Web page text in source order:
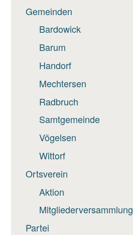
Gemeinden
Bardowick
Barum
Handorf
Mechtersen
Radbruch
Samtgemeinde
Vögelsen
Wittorf
Ortsverein
Aktion
Mitgliederversammlung
Partei